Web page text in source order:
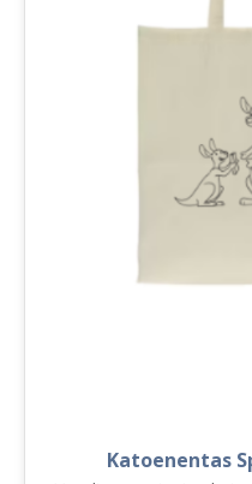
Katoenentas